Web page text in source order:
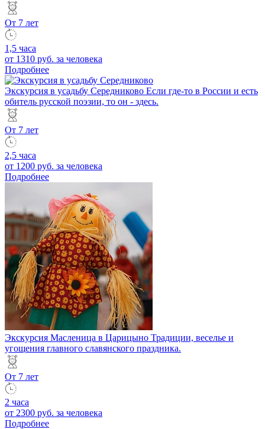
От 7 лет
1,5 часа
от 1310 руб. за человека
Подробнее
Экскурсия в усадьбу Середниково Если где-то в России и есть
обитель русской поэзии, то он - здесь.
От 7 лет
2,5 часа
от 1200 руб. за человека
Подробнее
Экскурсия Масленица в Царицыно Традиции, веселье и
угощения главного славянского праздника.
От 7 лет
2 часа
от 2300 руб. за человека
Подробнее